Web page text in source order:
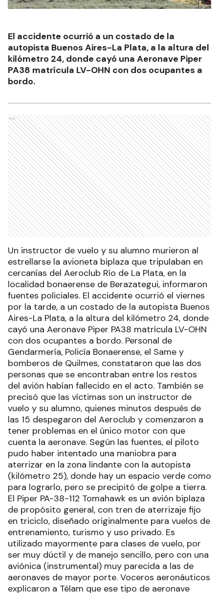
El accidente ocurrió a un costado de la
autopista Buenos Aires-La Plata, a la altura del
kilómetro 24, donde cayó una Aeronave Piper
PA38 matrícula LV-OHN con dos ocupantes a
bordo.
Ads
Un instructor de vuelo y su alumno murieron al
estrellarse la avioneta biplaza que tripulaban en
cercanías del Aeroclub Río de La Plata, en la
localidad bonaerense de Berazategui, informaron
fuentes policiales. El accidente ocurrió el viernes
por la tarde, a un costado de la autopista Buenos
Aires-La Plata, a la altura del kilómetro 24, donde
cayó una Aeronave Piper PA38 matrícula LV-OHN
con dos ocupantes a bordo. Personal de
Gendarmería, Policía Bonaerense, el Same y
bomberos de Quilmes, constataron que las dos
personas que se encontraban entre los restos
del avión habían fallecido en el acto. También se
precisó que las víctimas son un instructor de
vuelo y su alumno, quienes minutos después de
las 15 despegaron del Aeroclub y comenzaron a
tener problemas en el único motor con que
cuenta la aeronave. Según las fuentes, el piloto
pudo haber intentado una maniobra para
aterrizar en la zona lindante con la autopista
(kilómetro 25), donde hay un espacio verde como
para lograrlo, pero se precipitó de golpe a tierra.
El Piper PA-38-112 Tomahawk es un avión biplaza
de propósito general, con tren de aterrizaje fijo
en triciclo, diseñado originalmente para vuelos de
entrenamiento, turismo y uso privado. Es
utilizado mayormente para clases de vuelo, por
ser muy dúctil y de manejo sencillo, pero con una
aviónica (instrumental) muy parecida a las de
aeronaves de mayor porte. Voceros aeronáuticos
explicaron a Télam que ese tipo de aeronave